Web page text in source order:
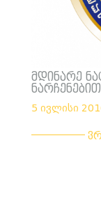
მდინარე
5 ივლისი